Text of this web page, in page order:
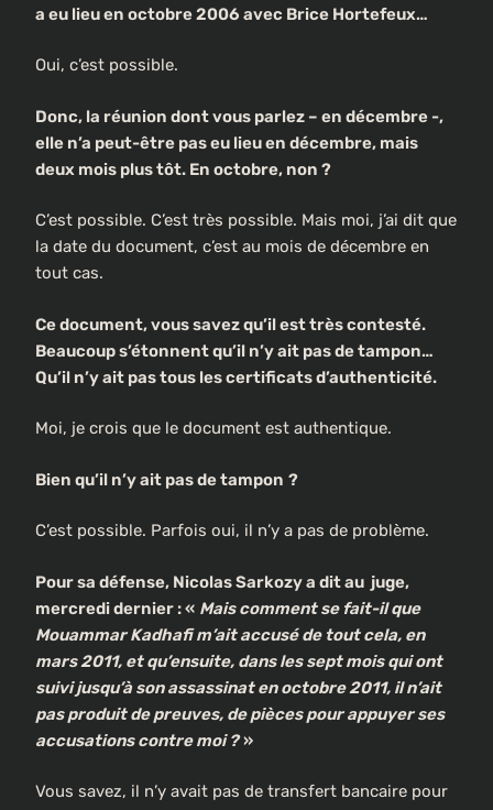
a eu lieu en octobre 2006 avec Brice Hortefeux…
Oui, c’est possible.
Donc, la réunion dont vous parlez – en décembre -,
elle n’a peut-être pas eu lieu en décembre, mais
deux mois plus tôt. En octobre, non ?
C’est possible. C’est très possible. Mais moi, j’ai dit que
la date du document, c’est au mois de décembre en
tout cas.
Ce document, vous savez qu’il est très contesté.
Beaucoup s’étonnent qu’il n’y ait pas de tampon…
Qu’il n’y ait pas tous les certificats d’authenticité.
Moi, je crois que le document est authentique.
Bien qu’il n’y ait pas de tampon ?
C’est possible. Parfois oui, il n’y a pas de problème.
Pour sa défense, Nicolas Sarkozy a dit au juge,
mercredi dernier : « Mais comment se fait-il que
Mouammar Kadhafi m’ait accusé de tout cela, en
mars 2011, et qu’ensuite, dans les sept mois qui ont
suivi jusqu’à son assassinat en octobre 2011, il n’ait
pas produit de preuves, de pièces pour appuyer ses
accusations contre moi ? »
Vous savez, il n’y avait pas de transfert bancaire pour